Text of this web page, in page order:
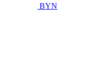
BYN